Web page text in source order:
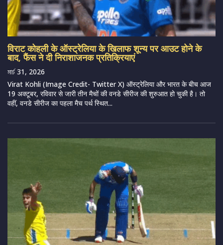
विराट कोहली के ऑस्ट्रेलिया के खिलाफ शून्य पर आउट होने के
बाद, फैंस ने दी निराशाजनक प्रतिक्रियाएं
মার্চ 31, 2026
Virat Kohli (Image Credit- Twitter X) ऑस्ट्रेलिया और भारत के बीच आज
19 अक्टूबर, रविवार से जारी तीन मैचों की वनडे सीरीज की शुरुआत हो चुकी है। तो
वहीं, वनडे सीरीज का पहला मैच पर्थ स्थित...